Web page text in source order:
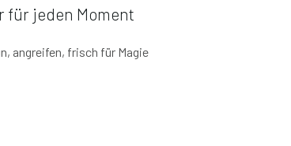
für jeden Moment
angreifen, frisch für Magie